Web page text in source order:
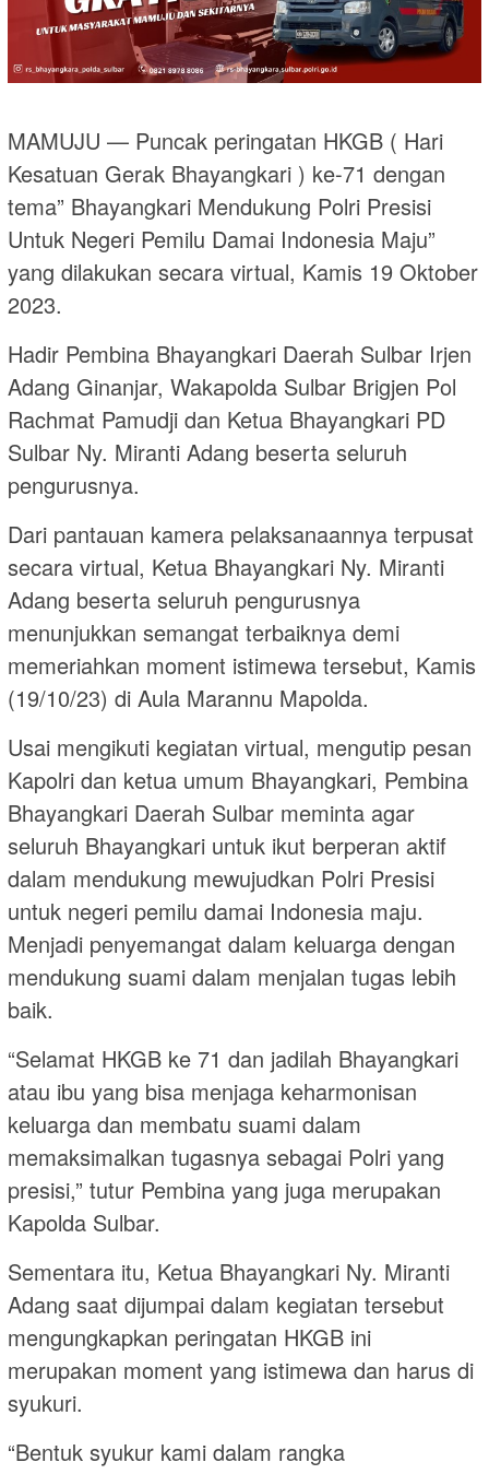
MAMUJU — Puncak peringatan HKGB ( Hari
Kesatuan Gerak Bhayangkari ) ke-71 dengan
tema” Bhayangkari Mendukung Polri Presisi
Untuk Negeri Pemilu Damai Indonesia Maju”
yang dilakukan secara virtual, Kamis 19 Oktober
2023.
Hadir Pembina Bhayangkari Daerah Sulbar Irjen
Adang Ginanjar, Wakapolda Sulbar Brigjen Pol
Rachmat Pamudji dan Ketua Bhayangkari PD
Sulbar Ny. Miranti Adang beserta seluruh
pengurusnya.
Dari pantauan kamera pelaksanaannya terpusat
secara virtual, Ketua Bhayangkari Ny. Miranti
Adang beserta seluruh pengurusnya
menunjukkan semangat terbaiknya demi
memeriahkan moment istimewa tersebut, Kamis
(19/10/23) di Aula Marannu Mapolda.
Usai mengikuti kegiatan virtual, mengutip pesan
Kapolri dan ketua umum Bhayangkari, Pembina
Bhayangkari Daerah Sulbar meminta agar
seluruh Bhayangkari untuk ikut berperan aktif
dalam mendukung mewujudkan Polri Presisi
untuk negeri pemilu damai Indonesia maju.
Menjadi penyemangat dalam keluarga dengan
mendukung suami dalam menjalan tugas lebih
baik.
“Selamat HKGB ke 71 dan jadilah Bhayangkari
atau ibu yang bisa menjaga keharmonisan
keluarga dan membatu suami dalam
memaksimalkan tugasnya sebagai Polri yang
presisi,” tutur Pembina yang juga merupakan
Kapolda Sulbar.
Sementara itu, Ketua Bhayangkari Ny. Miranti
Adang saat dijumpai dalam kegiatan tersebut
mengungkapkan peringatan HKGB ini
merupakan moment yang istimewa dan harus di
syukuri.
“Bentuk syukur kami dalam rangka